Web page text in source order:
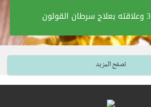
تصفح المزيد